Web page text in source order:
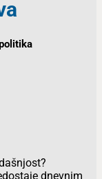
dnevnim